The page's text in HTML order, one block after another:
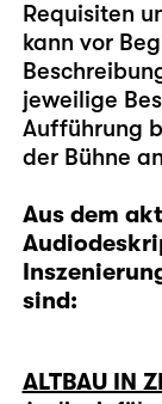
Requisiten
kann vor
jeweilige
Aufführung
der Bühne
Aus dem
sind:
ALTBAU IN